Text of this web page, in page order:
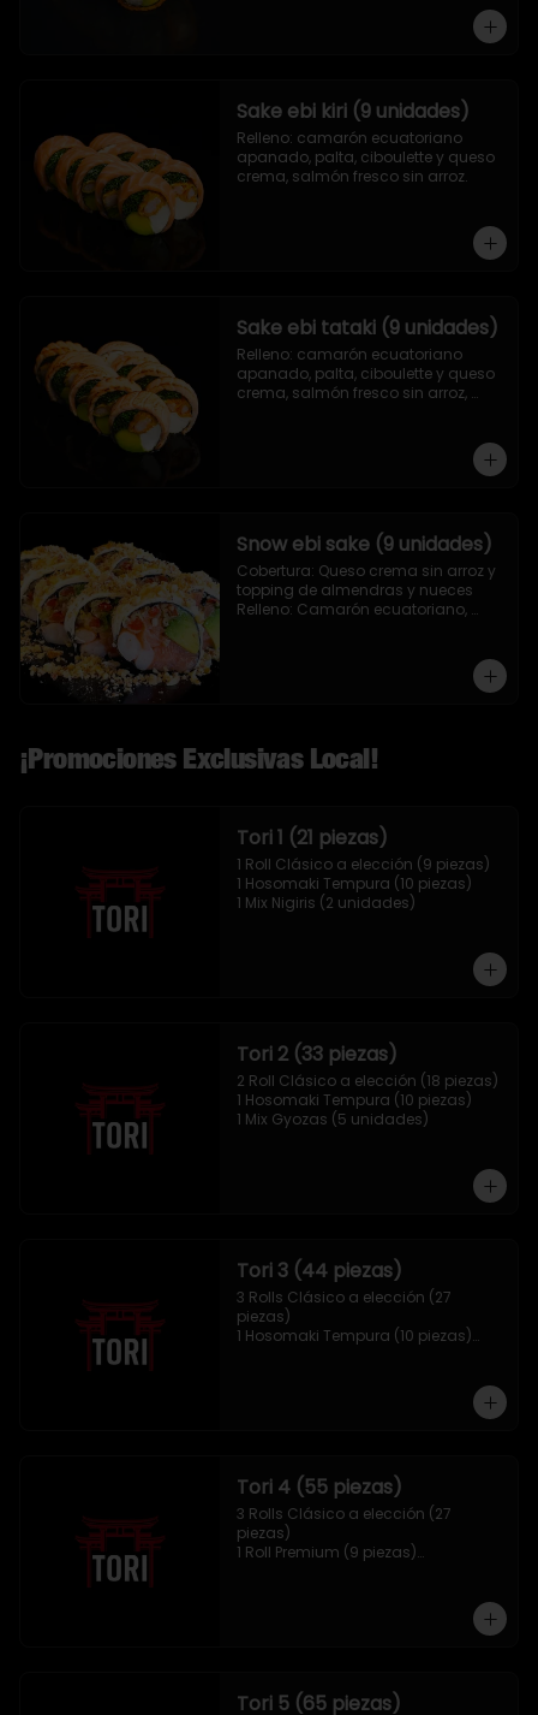
Sake ebi kiri (9 unidades)
Relleno: camarón ecuatoriano
apanado, palta, ciboulette y queso
crema, salmón fresco sin arroz.
Sake ebi tataki (9 unidades)
Relleno: camarón ecuatoriano
apanado, palta, ciboulette y queso
crema, salmón fresco sin arroz,
Snow ebi sake (9 unidades)
Cobertura: Queso crema sin arroz y
topping de almendras y nueces
Relleno: Camarón ecuatoriano,
¡Promociones Exclusivas Local!
Tori 1 (21 piezas)
1 Roll Clásico a elección (9 piezas)
1 Hosomaki Tempura (10 piezas)
1 Mix Nigiris (2 unidades)
Tori 2 (33 piezas)
2 Roll Clásico a elección (18 piezas)
1 Hosomaki Tempura (10 piezas)
1 Mix Gyozas (5 unidades)
Tori 3 (44 piezas)
3 Rolls Clásico a elección (27
piezas)
1 Hosomaki Tempura (10 piezas)
Tori 4 (55 piezas)
3 Rolls Clásico a elección (27
piezas)
1 Roll Premium (9 piezas)
Tori 5 (65 piezas)